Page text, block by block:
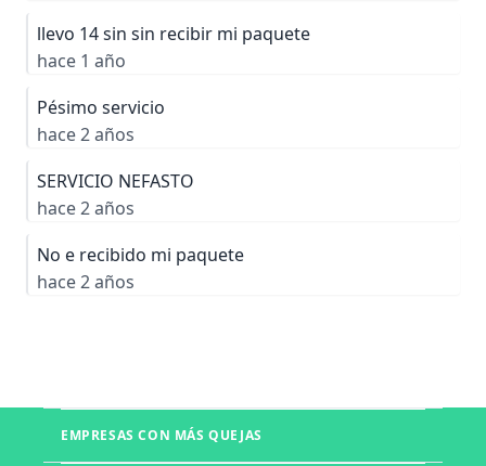
llevo 14 sin sin recibir mi paquete
hace 1 año
Pésimo servicio
hace 2 años
SERVICIO NEFASTO
hace 2 años
No e recibido mi paquete
hace 2 años
EMPRESAS CON MÁS QUEJAS